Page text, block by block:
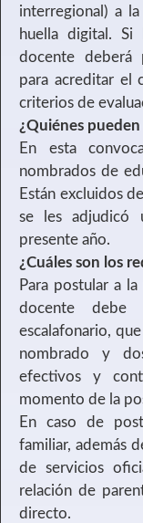
interregional) a
huella digital. Si
docente deberá
para acreditar el
criterios de
¿Quiénes
En esta
nombrados de
Están excluidos
se les adjudicó
presente año.
¿Cuáles son los
Para postular a
docente debe
escalafonario,
nombrado y
efectivos y
momento de la
En caso de
familiar, además
de servicios
relación de
directo.